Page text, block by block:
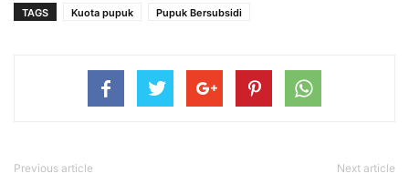
TAGS Kuota pupuk Pupuk Bersubsidi
Previous article Next article